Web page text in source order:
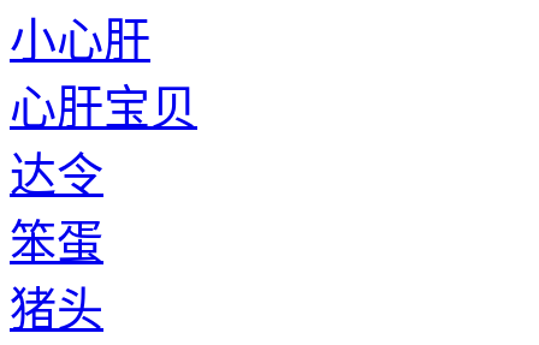
小心肝
心肝宝贝
达令
笨蛋
猪头